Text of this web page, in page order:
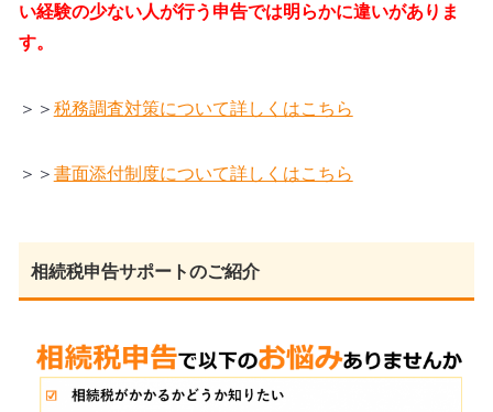
い経験の少ない人が行う申告では明らかに違いがありま
す。
＞＞ 税務調査対策について詳しくはこちら
＞＞ 書面添付制度について詳しくはこちら
相続税申告サポートのご紹介